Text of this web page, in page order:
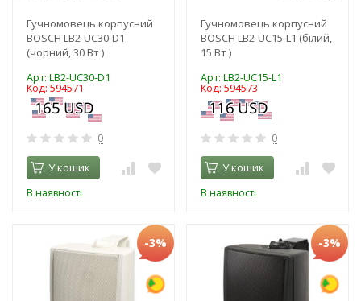
Гучномовець корпусний
BOSCH LB2-UC30-D1
(чорний, 30 Вт )
Арт: LB2-UC30-D1
Код: 594571
0
У кошик
В наявності
Гучномовець корпусний
BOSCH LB2-UC15-L1 (білий,
15 Вт )
Арт: LB2-UC15-L1
Код: 594573
0
У кошик
В наявності
-3% -3%